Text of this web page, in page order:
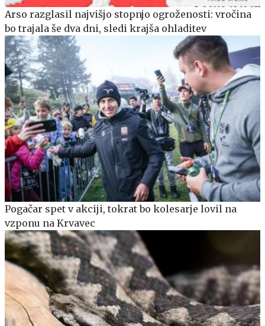
Arso razglasil najvišjo stopnjo ogroženosti: vročina
bo trajala še dva dni, sledi krajša ohladitev
Pogačar spet v akciji, tokrat bo kolesarje lovil na
vzponu na Krvavec